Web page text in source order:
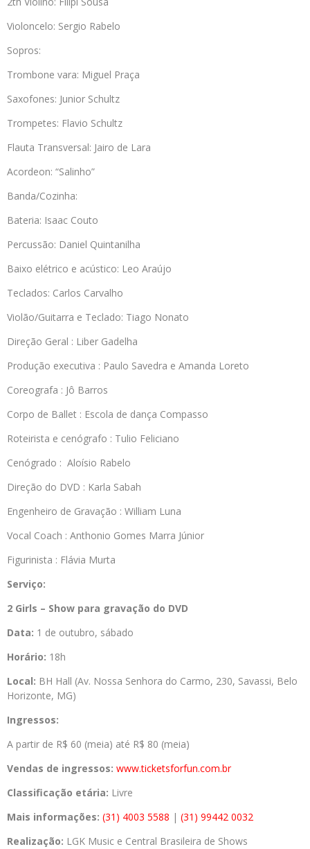
Violoncelo: Sergio Rabelo
Sopros:
Trombone vara: Miguel Praça
Saxofones: Junior Schultz
Trompetes: Flavio Schultz
Flauta Transversal: Jairo de Lara
Acordeon: “Salinho”
Banda/Cozinha:
Bateria: Isaac Couto
Percussão: Daniel Quintanilha
Baixo elétrico e acústico: Leo Araújo
Teclados: Carlos Carvalho
Violão/Guitarra e Teclado: Tiago Nonato
Direção Geral : Liber Gadelha
Produção executiva : Paulo Savedra e Amanda Loreto
Coreografa : Jô Barros
Corpo de Ballet : Escola de dança Compasso
Roteirista e cenógrafo : Tulio Feliciano
Cenógrado : Aloísio Rabelo
Direção do DVD : Karla Sabah
Engenheiro de Gravação : William Luna
Vocal Coach : Anthonio Gomes Marra Júnior
Figurinista : Flávia Murta
Serviço:
2 Girls – Show para gravação do DVD
Data: 1 de outubro, sábado
Horário: 18h
Local: BH Hall (Av. Nossa Senhora do Carmo, 230, Savassi, Belo
Horizonte, MG)
Ingressos:
A partir de R$ 60 (meia) até R$ 80 (meia)
Vendas de ingressos: www.ticketsforfun.com.br
Classificação etária: Livre
Mais informações: (31) 4003 5588 | (31) 99442 0032
Realização: LGK Music e Central Brasileira de Shows